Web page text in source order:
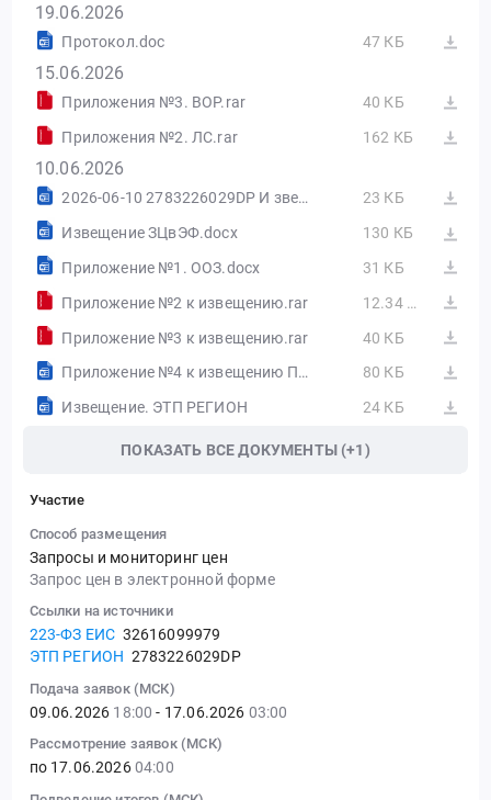
19.06.2026
Протокол.doc 47 КБ
15.06.2026
Приложения №3. ВОР.rar
40 КБ
Приложения №2. ЛС.rar
162 КБ
10.06.2026
2026-06-10 2783226029DP И звещение о проведении.doc
23 КБ
Извещение ЗЦвЭФ.docx
130 КБ
Приложение №1. ООЗ.docx
31 КБ
Приложение №2 к извещению.rar
12.34 МБ
Приложение №3 к извещению.rar
40 КБ
Приложение №4 к извещению Проект договора.docx
80 КБ
Извещение. ЭТП РЕГИОН
24 КБ
ПОКАЗАТЬ ВСЕ ДОКУМЕНТЫ (+1)
Участие
Способ размещения
Запросы и мониторинг цен
Запрос цен в электронной форме
Ссылки на источники
223-ФЗ ЕИС 32616099979
ЭТП РЕГИОН 2783226029DP
Подача заявок (МСК)
09.06.2026 18:00 - 17.06.2026 03:00
Рассмотрение заявок (МСК)
по 17.06.202604:00